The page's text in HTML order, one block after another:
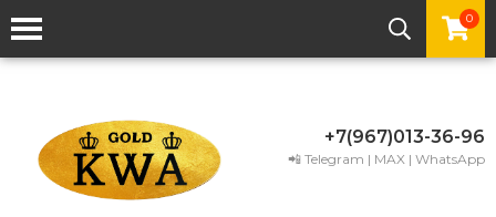
0
+7(967)013-36-96
📲 Telegram | MAX | WhatsApp